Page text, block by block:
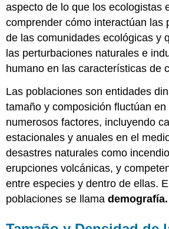
aspecto de lo que los ecologistas
comprender cómo interactúan las
de las comunidades ecológicas y
las perturbaciones naturales e
humano en las características de
Las poblaciones son entidades
tamaño y composición fluctúan
numerosos factores, incluyendo
estacionales y anuales en el
desastres naturales como
erupciones volcánicas, y
entre especies y dentro de ellas.
poblaciones se llamademografía.